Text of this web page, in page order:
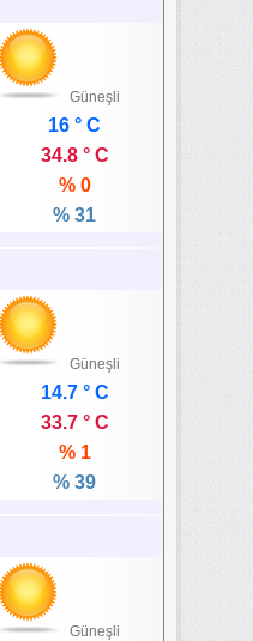
Güneşli
16 ° C
34.8 ° C
% 0
% 31
Güneşli
14.7 ° C
33.7 ° C
% 1
% 39
Güneşli